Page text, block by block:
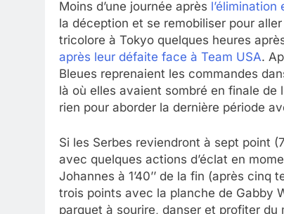
Moins d’une journée après
la déception et se remobiliser pour
tricolore à Tokyo quelques heures
après leur défaite face à Team USA.
Bleues reprenaient les commandes
là où elles avaient sombré en finale de
rien pour aborder la dernière période
Si les Serbes reviendront à sept point
avec quelques actions d’éclat en
Johannes à 1’40’’ de la fin (après
trois points avec la planche de Gabby
parquet à sourire, danser et profiter